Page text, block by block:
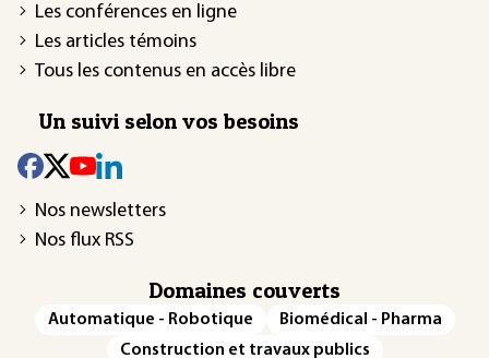
Les conférences en ligne
Les articles témoins
Tous les contenus en accès libre
Un suivi selon vos besoins
Nos newsletters
Nos flux RSS
Domaines couverts
Automatique - Robotique
Biomédical - Pharma
Construction et travaux publics